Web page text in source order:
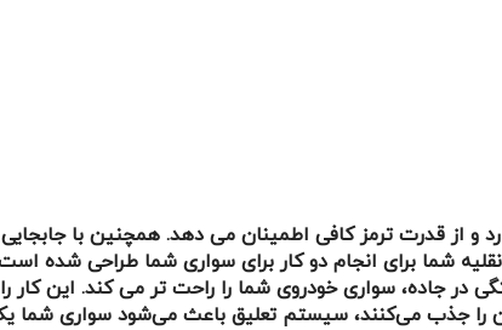
از قدرت ترمز کافی اطمینان می دهد. همچنین با
شما برای انجام دو کار برای سواری شما طراحی شده
در جاده، سواری خودروی شما را راحت تر می کند. این کار
را جذب می‌کنند، سیستم تعلیق باعث می‌شود سواری شما